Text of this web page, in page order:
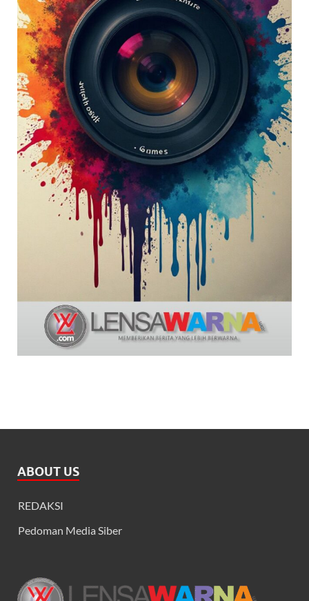
ABOUT US
REDAKSI
Pedoman Media Siber